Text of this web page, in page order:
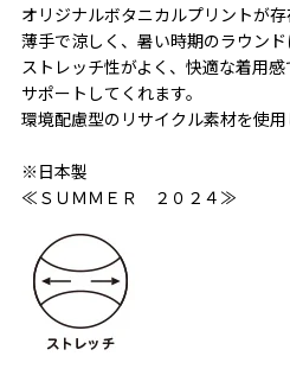
オリジナルボタニカルプリントが存
薄手で涼しく、暑い時期のラウンド
ストレッチ性がよく、快適な着用
サポートしてくれます。
環境配慮型のリサイクル素材を使用
※日本製
≪ＳＵＭＭＥＲ ２０２４≫